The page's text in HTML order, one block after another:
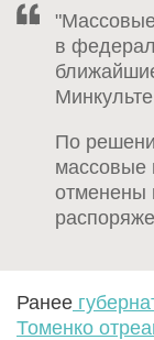
в
По
массовые
отменены
Ранее
Томенко